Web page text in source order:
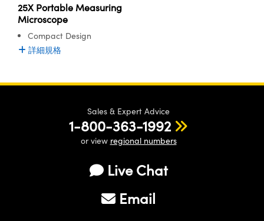
25X Portable Measuring
Microscope
Compact Design
詳細規格
Sales & Expert Advice
1-800-363-1992
or view regional numbers
Live Chat
Email